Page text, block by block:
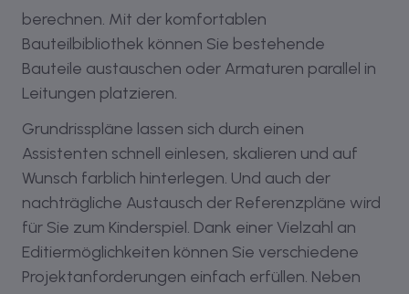
berechnen. Mit der komfortablen
Bauteilbibliothek können Sie bestehende
Bauteile austauschen oder Armaturen parallel in
Leitungen platzieren.
Grundrisspläne lassen sich durch einen
Assistenten schnell einlesen, skalieren und auf
Wunsch farblich hinterlegen. Und auch der
nachträgliche Austausch der Referenzpläne wird
für Sie zum Kinderspiel. Dank einer Vielzahl an
Editiermöglichkeiten können Sie verschiedene
Projektanforderungen einfach erfüllen. Neben